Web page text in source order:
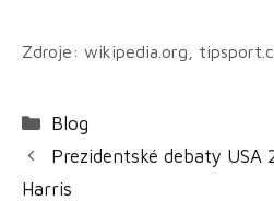
Zdroje: wikipedia.org,
Rubriky
Blog
Prezidentské debaty USA
Harris